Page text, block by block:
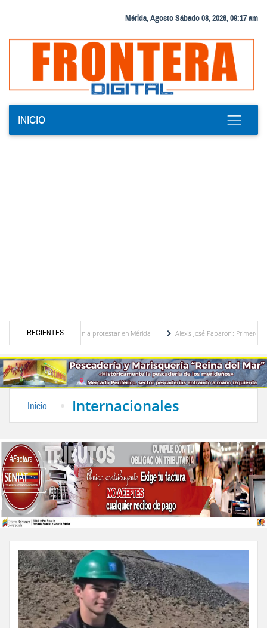
Mérida, Agosto Sábado 08, 2026, 09:17 am
INICIO
RECIENTES
y otra vez salieron a protestar en Mérida
Alexis José Paparoni: Primero
Inicio Internacionales